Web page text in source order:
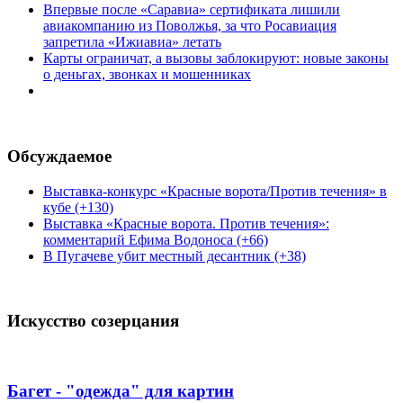
Впервые после «Саравиа» сертификата лишили
авиакомпанию из Поволжья, за что Росавиация
запретила «Ижиавиа» летать
Карты ограничат, а вызовы заблокируют: новые законы
о деньгах, звонках и мошенниках
Обсуждаемое
Выставка-конкурс «Красные ворота/Против течения» в
кубе (+130)
Выставка «Красные ворота. Против течения»:
комментарий Ефима Водоноса (+66)
В Пугачеве убит местный десантник (+38)
Искусство созерцания
Багет - "одежда" для картин